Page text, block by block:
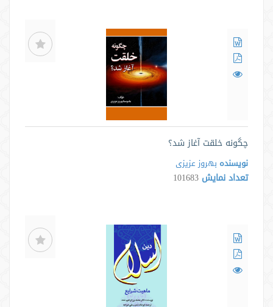
چگونه خلقت آغاز شد؟
نویسنده بهروز عزیزی
تعداد نمایش 101683